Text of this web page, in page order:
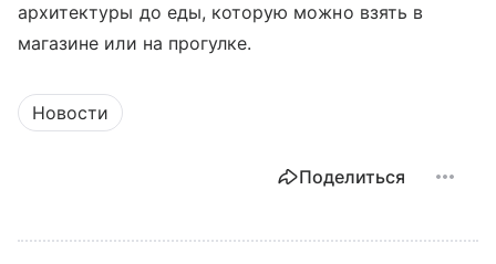
архитектуры до еды, которую можно взять в
магазине или на прогулке.
Новости
Поделиться